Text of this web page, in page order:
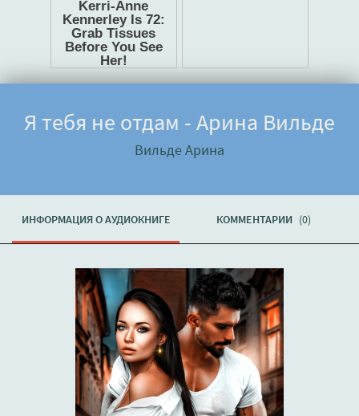
Я тебя не отдам - Арина Вильде
Вильде Арина
ИНФОРМАЦИЯ О АУДИОКНИГЕ КОММЕНТАРИИ (0)